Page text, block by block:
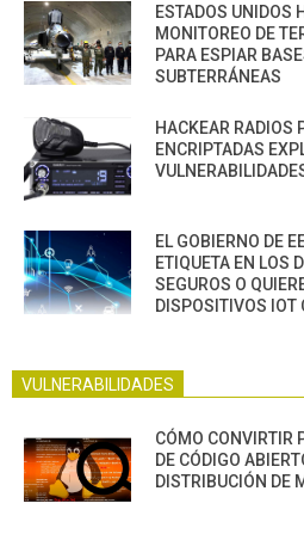
ESTADOS UNIDOS
MONITOREO DE
PARA ESPIAR
SUBTERRÁNEAS
HACKEAR RADIOS
ENCRIPTADAS
EL GOBIERNO DE
ETIQUETA EN LOS
SEGUROS O
DISPOSITIVOS IOT
VULNERABILIDADES
CÓMO CONVIRTIR
DE CÓDIGO
DISTRIBUCIÓN DE